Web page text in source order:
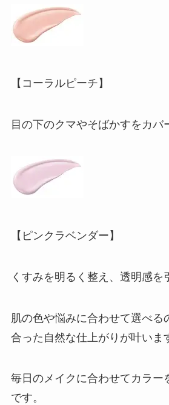
【コーラルピーチ】
目の下のクマやそばかすをカバ
【ピンクラベンダー】
くすみを明るく整え、透明感を
肌の色や悩みに合わせて選べる
合った自然な仕上がりが叶いま
毎日のメイクに合わせてカラー
です。